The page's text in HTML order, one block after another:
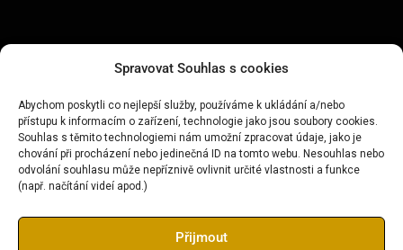
Spravovat Souhlas s cookies
Abychom poskytli co nejlepší služby, používáme k ukládání a/nebo
přístupu k informacím o zařízení, technologie jako jsou soubory cookies.
Souhlas s těmito technologiemi nám umožní zpracovat údaje, jako je
chování při procházení nebo jedinečná ID na tomto webu. Nesouhlas nebo
odvolání souhlasu může nepříznivě ovlivnit určité vlastnosti a funkce
(např. načítání videí apod.)
Přijmout